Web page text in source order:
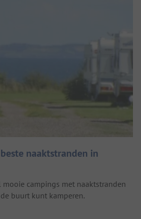
naaktstranden in
mooie campings met naaktstranden
buurt kunt kamperen.